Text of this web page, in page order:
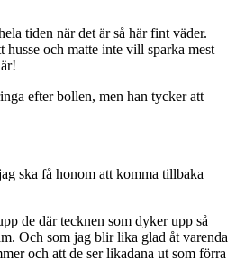
tiden när det är så här fint väder.
och matte inte vill sparka mest
efter bollen, men han tycker att
ska få honom att komma tillbaka
de där tecknen som dyker upp så
Och som jag blir lika glad åt varenda
och att de ser likadana ut som förra